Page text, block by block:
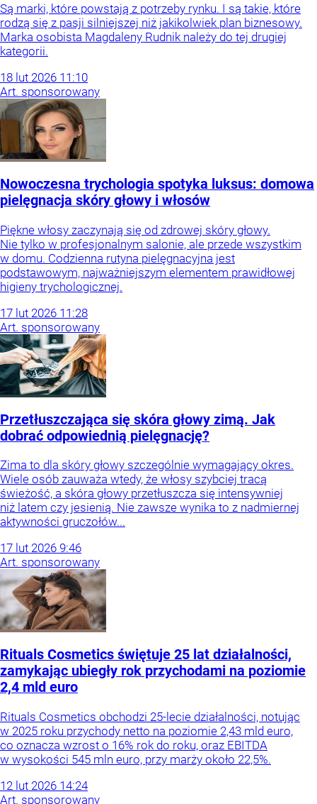
Są marki, które powstają z potrzeby rynku. I są takie, które
rodzą się z pasji silniejszej niż jakikolwiek plan biznesowy.
Marka osobista Magdaleny Rudnik należy do tej drugiej
kategorii.
18 lut 2026 11:10
Art. sponsorowany
Nowoczesna trychologia spotyka luksus: domowa
pielęgnacja skóry głowy i włosów
Piękne włosy zaczynają się od zdrowej skóry głowy.
Nie tylko w profesjonalnym salonie, ale przede wszystkim
w domu. Codzienna rutyna pielęgnacyjna jest
podstawowym, najważniejszym elementem prawidłowej
higieny trychologicznej.
17 lut 2026 11:28
Art. sponsorowany
Przetłuszczająca się skóra głowy zimą. Jak
dobrać odpowiednią pielęgnację?
Zima to dla skóry głowy szczególnie wymagający okres.
Wiele osób zauważa wtedy, że włosy szybciej tracą
świeżość, a skóra głowy przetłuszcza się intensywniej
niż latem czy jesienią. Nie zawsze wynika to z nadmiernej
aktywności gruczołów...
17 lut 2026 9:46
Art. sponsorowany
Rituals Cosmetics świętuje 25 lat działalności,
zamykając ubiegły rok przychodami na poziomie
2,4 mld euro
Rituals Cosmetics obchodzi 25-lecie działalności, notując
w 2025 roku przychody netto na poziomie 2,43 mld euro,
co oznacza wzrost o 16% rok do roku, oraz EBITDA
w wysokości 545 mln euro, przy marży około 22,5%.
12 lut 2026 14:24
Art. sponsorowany